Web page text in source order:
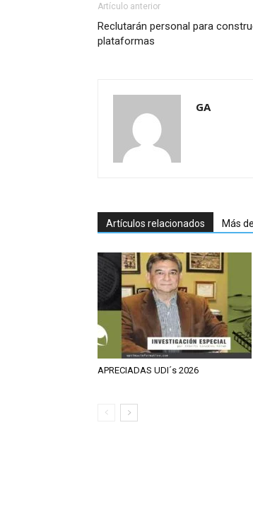
Artículo anterior
Reclutarán personal para
plataformas
GA
Artículos relacionados Más
APRECIADAS UDI´s 2026